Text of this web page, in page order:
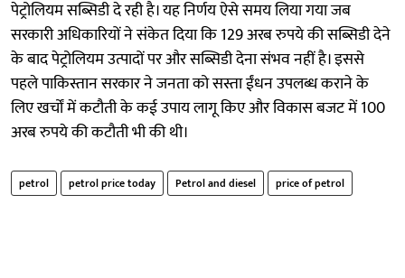
पेट्रोलियम सब्सिडी दे रही है। यह निर्णय ऐसे समय लिया गया जब
सरकारी अधिकारियों ने संकेत दिया कि 129 अरब रुपये की सब्सिडी देने
के बाद पेट्रोलियम उत्पादों पर और सब्सिडी देना संभव नहीं है। इससे
पहले पाकिस्तान सरकार ने जनता को सस्ता ईंधन उपलब्ध कराने के
लिए खर्चों में कटौती के कई उपाय लागू किए और विकास बजट में 100
अरब रुपये की कटौती भी की थी।
petrol petrol price today Petrol and diesel price of petrol